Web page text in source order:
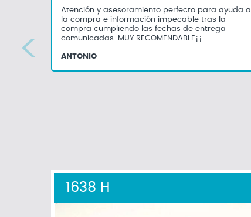
Atención y asesoramiento perfecto para ayuda a
la compra e información impecable tras la
compra cumpliendo las fechas de entrega
comunicadas. MUY RECOMENDABLE¡¡
ANTONIO
1638 H